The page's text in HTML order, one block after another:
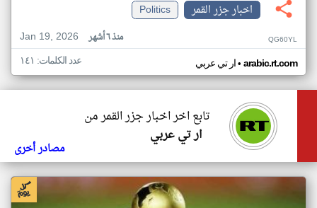
اخبار جزر القمر
Politics
Jan 19, 2026
منذ ٦ أشهر QG60YL
ار تي عربي• arabic.rt.com عدد الكلمات: ١٤١
تابع اخر اخبار جزر القمر من
ار تي عربي
مصادر أخرى